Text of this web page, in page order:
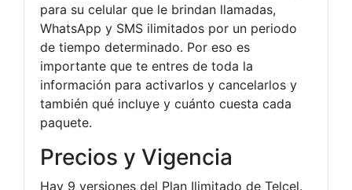
para su celular que le brindan llamadas,
WhatsApp y SMS ilimitados por un periodo
de tiempo determinado. Por eso es
importante que te entres de toda la
información para activarlos y cancelarlos y
también qué incluye y cuánto cuesta cada
paquete.
Precios y Vigencia
Hay 9 versiones del Plan Ilimitado de Telcel.